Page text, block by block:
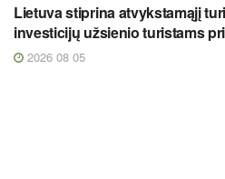
Lietuva stiprina atvykstamąjį
investicijų užsienio turistams
2026 08 05